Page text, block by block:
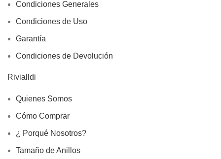
Condiciones Generales
Condiciones de Uso
Garantía
Condiciones de Devolución
Rivialldi
Quienes Somos
Cómo Comprar
¿ Porqué Nosotros?
Tamaño de Anillos